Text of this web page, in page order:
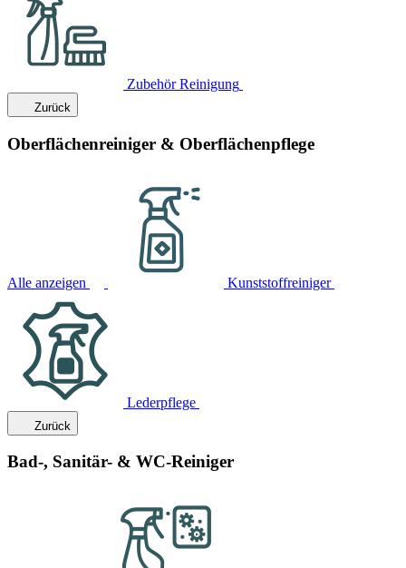
Zubehör Reinigung
Zurück
Oberflächenreiniger & Oberflächenpflege
Alle anzeigen Kunststoffreiniger
Lederpflege
Zurück
Bad-, Sanitär- & WC-Reiniger